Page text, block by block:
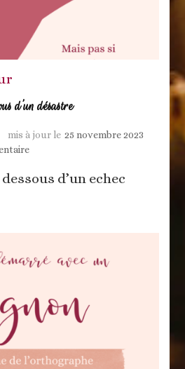
d’un désastre
mis à jour le 25 novembre 2023
sur
:
d’un echec